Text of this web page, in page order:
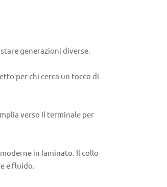
generazioni diverse.
per chi cerca un tocco di
verso il terminale per
in laminato. Il collo
e fluido.